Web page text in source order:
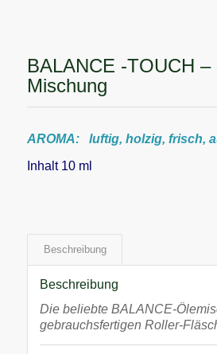
BALANCE -TOUCH –
Mischung
AROMA: luftig, holzig, frisch,
Inhalt 10 ml
Beschreibung
Beschreibung
Die beliebte BALANCE-
gebrauchsfertigen Roller-